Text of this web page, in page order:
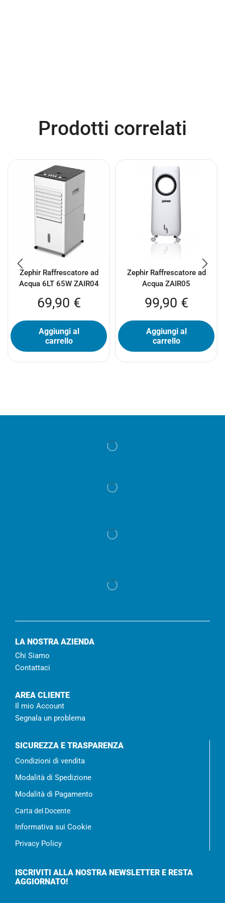
Prodotti correlati
Zephir Raffrescatore ad
Acqua 6LT 65W ZAIR04
69,90 €
Aggiungi al
carrello
Zephir Raffrescatore ad
Acqua ZAIR05
99,90 €
Aggiungi al
carrello
LA NOSTRA AZIENDA
Chi Siamo
Contattaci
AREA CLIENTE
Il mio Account
Segnala un problema
SICUREZZA E TRASPARENZA
Condizioni di vendita
Modalità di Spedizione
Modalità di Pagamento
Carta del Docente
Informativa sui Cookie
Privacy Policy
ISCRIVITI ALLA NOSTRA NEWSLETTER E RESTA
AGGIORNATO!